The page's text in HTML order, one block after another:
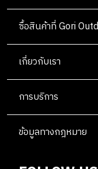
ซื้อสินค้าที่ Gori
เกี่ยวกับเรา
การบริการ
ข้อมูลทางกฎหมาย